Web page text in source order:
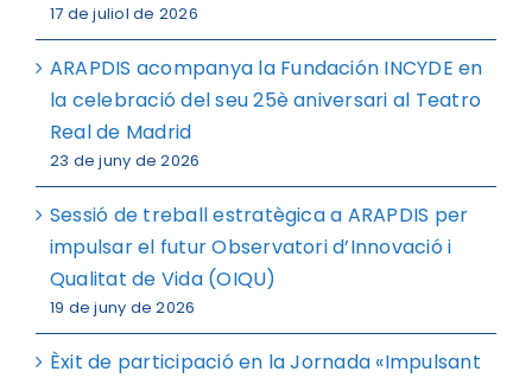
17 de juliol de 2026
ARAPDIS acompanya la Fundación INCYDE en
la celebració del seu 25è aniversari al Teatro
Real de Madrid
23 de juny de 2026
Sessió de treball estratègica a ARAPDIS per
impulsar el futur Observatori d’Innovació i
Qualitat de Vida (OIQU)
19 de juny de 2026
Èxit de participació en la Jornada «Impulsant